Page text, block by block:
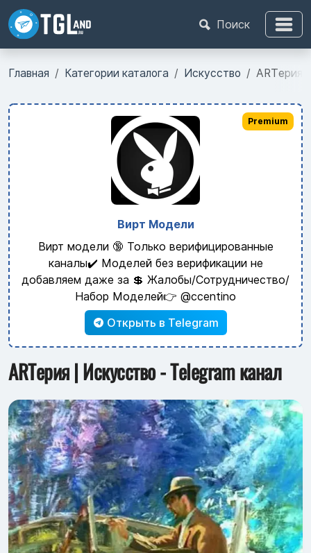
Поиск
Главная Категории каталога Искусство ARTерия
Вирт Модели
Вирт модели 🔞 Только верифицированные
каналы✔️ Моделей без верификации не
добавляем даже за 💲 Жалобы/Сотрудничество/
Набор Моделей👉 @ccentino
Открыть в Telegram
Premium
ARTерия | Искусство - Telegram канал